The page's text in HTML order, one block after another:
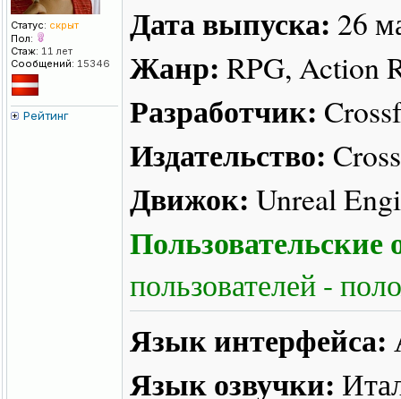
Статус: скрыт
Пол:
Стаж: 11 лет
Сообщений: 15346
Рейтинг
Дата выпуска: 26
Жанр: RPG, Action
Разработчик:
Издательство:
Движок: Unreal
Пользовательские
пользователей -
Язык интерфейса:
Язык озвучки: